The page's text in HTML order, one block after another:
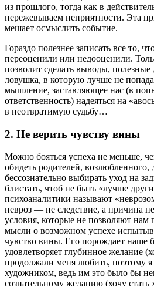
из прошлого, тогда как в
пережевываем неприятности. Эта
мешает осмыслить событие.
Гораздо полезнее записать все то,
переоценили или недооценили.
позволит сделать выводы,
ловушка, в которую лучше не
мышление, заставляющее нас (в
ответственность) надеяться на
в неотвратимую судьбу…
2. Не верить чувству вины
Можно бояться успеха не меньше,
обидеть родителей,
бессознательно выбирать уход на
блистать, чтоб не быть «лучше
психоаналитики называют
невроз — не следствие, а причина
условия, которые не позволяют нам
мысли о возможном успехе
чувство вины. Его порождает наше
удовлетворяет глубинное желание
продолжали меня любить, поэтому я
художником, ведь им это было бы
сознательному желанию (хочу стать